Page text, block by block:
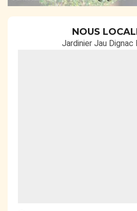
NOUS
Jardinier Jau Dignac